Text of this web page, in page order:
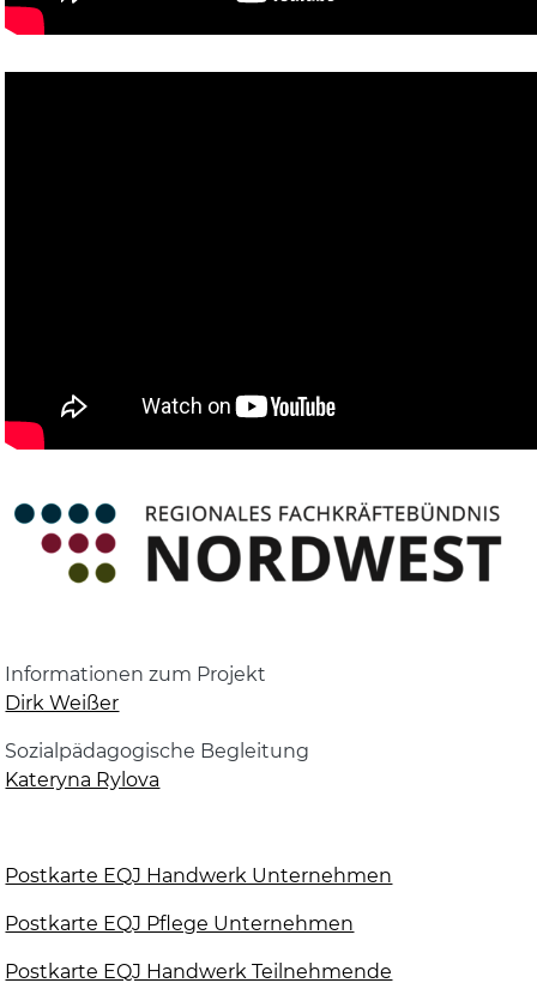
Informationen zum Projekt
Dirk Weißer
Sozialpädagogische Begleitung
Kateryna Rylova
Postkarte EQJ Handwerk Unternehmen
Postkarte EQJ Pflege Unternehmen
Postkarte EQJ Handwerk Teilnehmende